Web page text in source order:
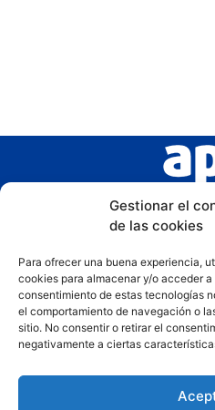
Gestionar el
de las cookies
Para ofrecer una buena experiencia,
cookies para almacenar y/o acceder
consentimiento de estas tecnologías
el comportamiento de navegación o
sitio. No consentir o retirar el
negativamente a ciertas